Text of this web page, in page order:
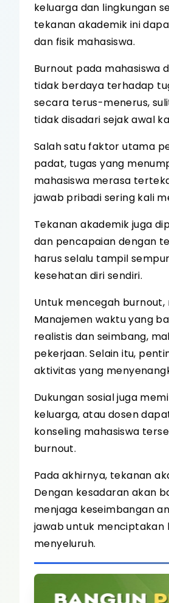
keluarga dan lingkungan
tekanan akademik ini
dan fisik mahasiswa.
Burnout pada mahasiswa
tidak berdaya terhadap
secara terus-menerus,
tidak disadari sejak awal
Salah satu faktor utama
padat, tugas yang
mahasiswa merasa
jawab pribadi sering kali
Tekanan akademik juga
dan pencapaian dengan
harus selalu tampil
kesehatan diri sendiri.
Untuk mencegah
Manajemen waktu yang
realistis dan seimbang,
pekerjaan. Selain itu,
aktivitas yang
Dukungan sosial juga
keluarga, atau dosen
konseling mahasiswa
burnout.
Pada akhirnya, tekanan
Dengan kesadaran akan
menjaga keseimbangan
jawab untuk menciptakan
menyeluruh.